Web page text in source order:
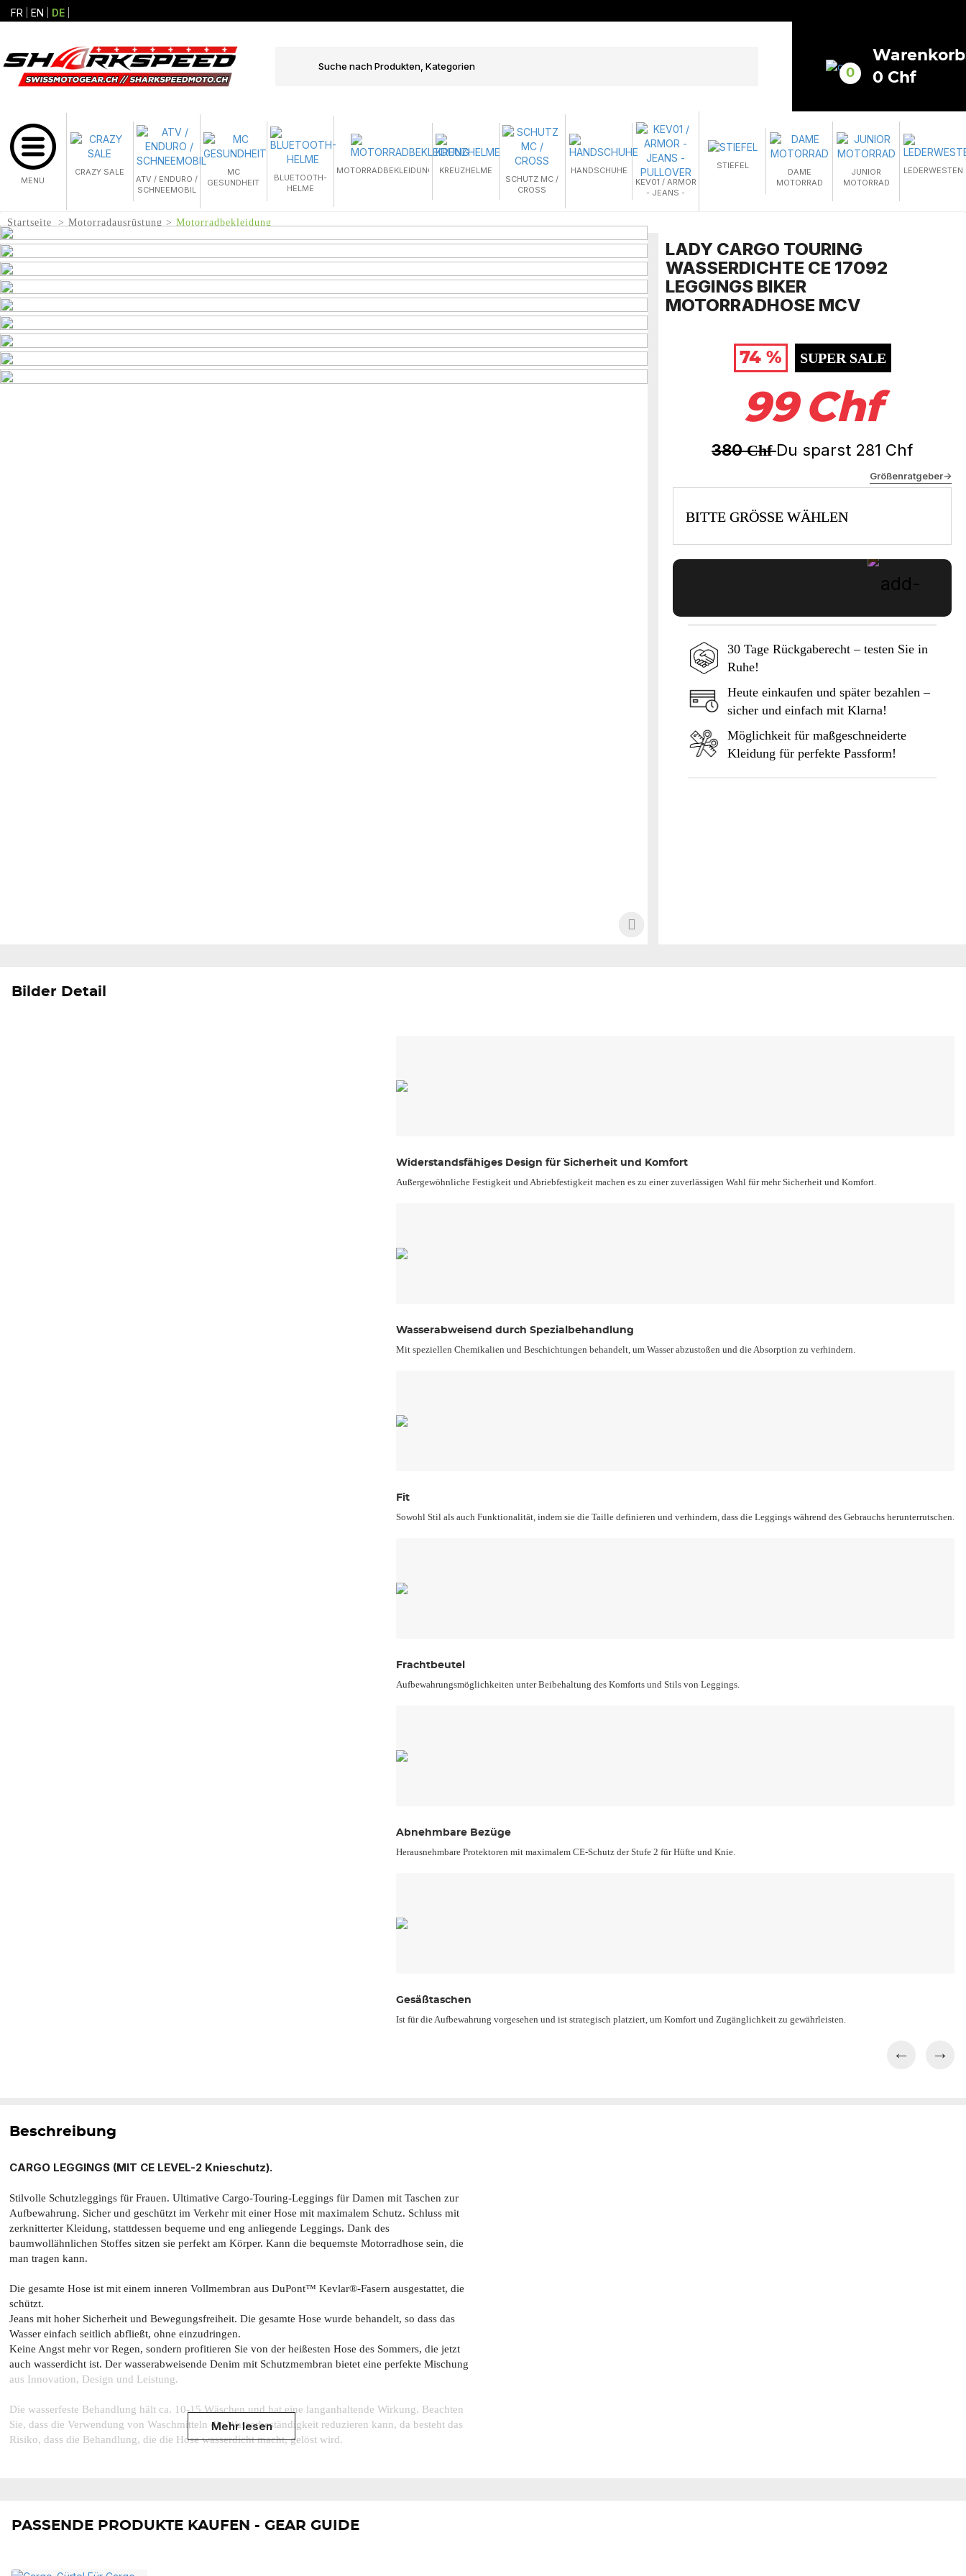
FR EN DE
0
0 Chf
MENU
CRAZY SALE
ATV / ENDURO /
SCHNEEMOBIL
MC
GESUNDHEIT
BLUETOOTH-
HELME
MOTORRADBEKLEIDUNG
KREUZHELME
SCHUTZ MC /
CROSS
HANDSCHUHE
KEV01 / ARMOR
- JEANS -
STIEFEL
DAME
MOTORRAD
JUNIOR
MOTORRAD
LEDERWESTEN
Startseite Motorradausrüstung Motorradbekleidung
LADY CARGO TOURING
WASSERDICHTE CE 17092
LEGGINGS BIKER
MOTORRADHOSE MCV
74 % SUPER SALE
99 Chf
380ChfDu sparst 281 Chf
Größenratgeber->
BITTE GRÖSSE WÄHLEN
In den Warenkorb
30 Tage Rückgaberecht – testen Sie in
Ruhe!
Heute einkaufen und später bezahlen –
sicher und einfach mit Klarna!
Möglichkeit für maßgeschneiderte
Kleidung für perfekte Passform!
Bilder Detail
Widerstandsfähiges Design für Sicherheit und Komfort
Außergewöhnliche Festigkeit und Abriebfestigkeit machen es zu einer zuverlässigen Wahl für mehr Sicherheit und Komfort.
Wasserabweisend durch Spezialbehandlung
Mit speziellen Chemikalien und Beschichtungen behandelt, um Wasser abzustoßen und die Absorption zu verhindern.
Fit
Sowohl Stil als auch Funktionalität, indem sie die Taille definieren und verhindern, dass die Leggings während des Gebrauchs herunterrutschen.
Frachtbeutel
Aufbewahrungsmöglichkeiten unter Beibehaltung des Komforts und Stils von Leggings.
Abnehmbare Bezüge
Herausnehmbare Protektoren mit maximalem CE-Schutz der Stufe 2 für Hüfte und Knie.
Gesäßtaschen
Ist für die Aufbewahrung vorgesehen und ist strategisch platziert, um Komfort und Zugänglichkeit zu gewährleisten.
← →
Beschreibung
CARGO LEGGINGS (MIT CE LEVEL-2 Knieschutz).
Stilvolle Schutzleggings für Frauen. Ultimative Cargo-Touring-Leggings für Damen mit Taschen zur
Aufbewahrung. Sicher und geschützt im Verkehr mit einer Hose mit maximalem Schutz. Schluss mit
zerknitterter Kleidung, stattdessen bequeme und eng anliegende Leggings. Dank des
baumwollähnlichen Stoffes sitzen sie perfekt am Körper. Kann die bequemste Motorradhose sein, die
man tragen kann.
Die gesamte Hose ist mit einem inneren Vollmembran aus DuPont™ Kevlar®-Fasern ausgestattet, die
schützt.
Jeans mit hoher Sicherheit und Bewegungsfreiheit. Die gesamte Hose wurde behandelt, so dass das
Wasser einfach seitlich abfließt, ohne einzudringen.
Keine Angst mehr vor Regen, sondern profitieren Sie von der heißesten Hose des Sommers, die jetzt
auch wasserdicht ist. Der wasserabweisende Denim mit Schutzmembran bietet eine perfekte Mischung
aus Innovation, Design und Leistung.
Die wasserfeste Behandlung hält ca. 10-15 Wäschen und hat eine langanhaltende Wirkung. Beachten
Sie, dass die Verwendung von Waschmitteln die Wasserbeständigkeit reduzieren kann, da besteht das
Risiko, dass die Behandlung, die die Hose wasserdicht macht, gelöst wird.
- 1 Seitentasche sowie 2 Gesäßtaschen
- Hohe Taille mit Gürtelschlaufen (Beltloop).
- Extra Stretchpaneele über den Knien für mehr Bewegungsfreiheit und Komfort.
Mehr lesen
PASSENDE PRODUKTE KAUFEN - GEAR GUIDE